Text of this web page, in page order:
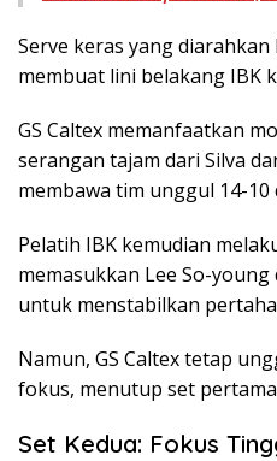
Serve keras yang
membuat lini belakang IBK
GS Caltex memanfaatkan
serangan tajam dari Silva
membawa tim unggul 14-10
Pelatih IBK kemudian
memasukkan Lee So-
untuk menstabilkan
Namun, GS Caltex tetap
fokus, menutup set pertama
Set Kedua: Fokus